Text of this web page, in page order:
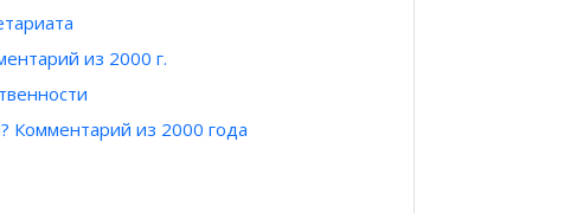
из 2000 г.
Комментарий из 2000 года